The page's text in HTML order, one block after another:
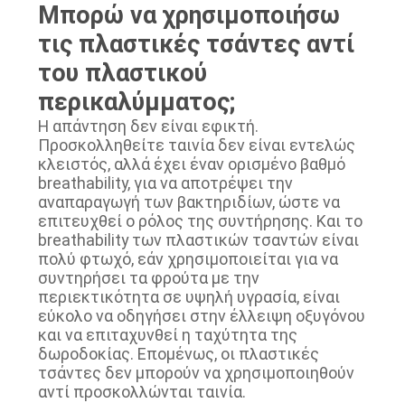
Μπορώ να χρησιμοποιήσω
τις πλαστικές τσάντες αντί
του πλαστικού
περικαλύμματος;
Η απάντηση δεν είναι εφικτή.
Προσκολληθείτε ταινία δεν είναι εντελώς
κλειστός, αλλά έχει έναν ορισμένο βαθμό
breathability, για να αποτρέψει την
αναπαραγωγή των βακτηριδίων, ώστε να
επιτευχθεί ο ρόλος της συντήρησης. Και το
breathability των πλαστικών τσαντών είναι
πολύ φτωχό, εάν χρησιμοποιείται για να
συντηρήσει τα φρούτα με την
περιεκτικότητα σε υψηλή υγρασία, είναι
εύκολο να οδηγήσει στην έλλειψη οξυγόνου
και να επιταχυνθεί η ταχύτητα της
δωροδοκίας. Επομένως, οι πλαστικές
τσάντες δεν μπορούν να χρησιμοποιηθούν
αντί προσκολλώνται ταινία.